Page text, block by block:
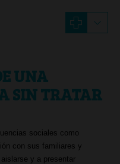
UNA
SIN TRATAR
sociales como
con sus familiares y
y a presentar